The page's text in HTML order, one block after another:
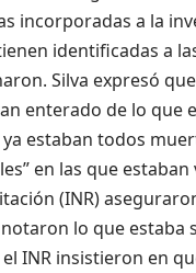
incorporadas a la
identificadas a
Silva expresó
enterado de lo que
estaban todos
en las que estaban
(INR)
lo que estaba
INR insistieron en